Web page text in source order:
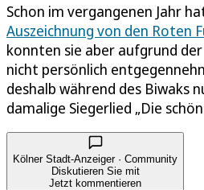
Schon im vergangenen Jahr
Auszeichnung von den Roten
konnten sie aber aufgrund
nicht persönlich
deshalb während des Biwaks
damalige Siegerlied „Die
Kölner Stadt-Anzeiger · Community
Diskutieren Sie mit
Jetzt kommentieren